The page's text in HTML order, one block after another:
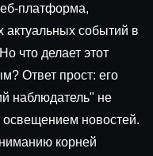
платформа,
событий в
что делает этот
Ответ прост: его
наблюдатель" не
освещением новостей.
корней